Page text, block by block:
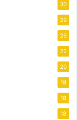
30
29
26
22
20
19
18
18